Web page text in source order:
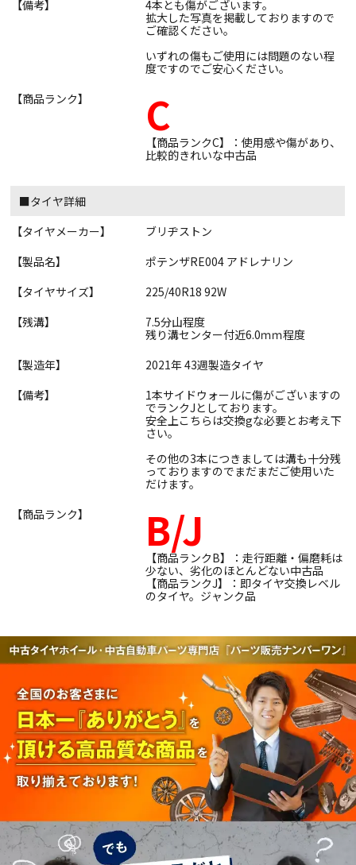
【備考】
4本とも傷がございます。
拡大した写真を掲載しておりますので
ご確認ください。
いずれの傷もご使用には問題のない程
度ですのでご安心ください。
【商品ランク】
C
【商品ランクC】：使用感や傷があり、
比較的きれいな中古品
■タイヤ詳細
【タイヤメーカー】
ブリヂストン
【製品名】
ポテンザRE004 アドレナリン
【タイヤサイズ】
225/40R18 92W
【残溝】
7.5分山程度
残り溝センター付近6.0ｍｍ程度
【製造年】
2021年 43週製造タイヤ
【備考】
1本サイドウォールに傷がございますの
でランクJとしております。
安全上こちらは交換gな必要とお考え下
さい。
その他の3本につきましては溝も十分残
っておりますのでまだまだご使用いた
だけます。
【商品ランク】
B/J
【商品ランクB】：走行距離・偏磨耗は
少ない、劣化のほとんどない中古品
【商品ランクJ】：即タイヤ交換レベル
のタイヤ。ジャンク品